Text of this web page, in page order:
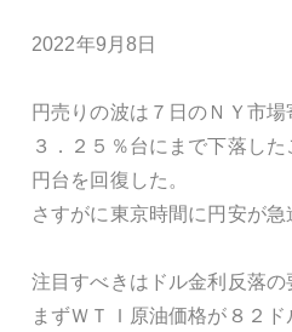
2022年9月8日
円売りの波は７日のＮＹ市
３．２５％台にまで下落し
円台を回復した。
さすがに東京時間に円安が
注目すべきはドル金利反落の
まずＷＴＩ原油価格が８２